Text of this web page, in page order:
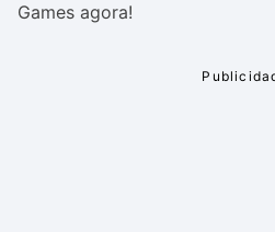
Games agora!